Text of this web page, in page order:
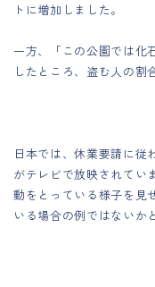
トに増加しました。
一方、「この公園では化
したところ、盗む人の割
日本では、休業要請に従
がテレビで放映されてい
動をとっている様子を見
いる場合の例ではないか